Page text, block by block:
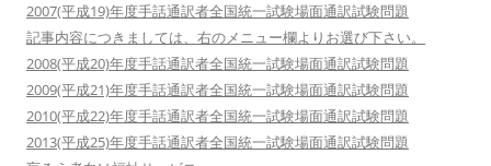
2007(平成19)年度手話通訳者全国統一試験場面通訳試験問題
記事内容につきましては、右のメニュー欄よりお選び下さい。
2008(平成20)年度手話通訳者全国統一試験場面通訳試験問題
2009(平成21)年度手話通訳者全国統一試験場面通訳試験問題
2010(平成22)年度手話通訳者全国統一試験場面通訳試験問題
2013(平成25)年度手話通訳者全国統一試験場面通訳試験問題